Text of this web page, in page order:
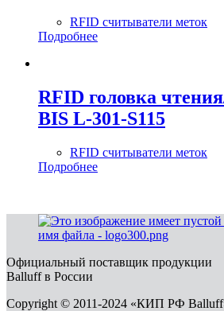
RFID считыватели меток
Подробнее
RFID головка
BIS L-301-S115
RFID считыватели меток
Подробнее
Официальный поставщик продукции
Balluff в России
Copyright © 2011-2024 «КИП РФ